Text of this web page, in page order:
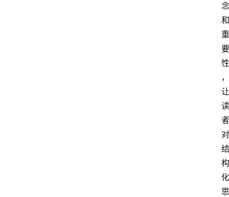
念
和
重
要
性
，
让
读
者
对
结
构
化
思